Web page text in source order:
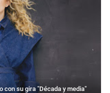
con su gira "Década y media"